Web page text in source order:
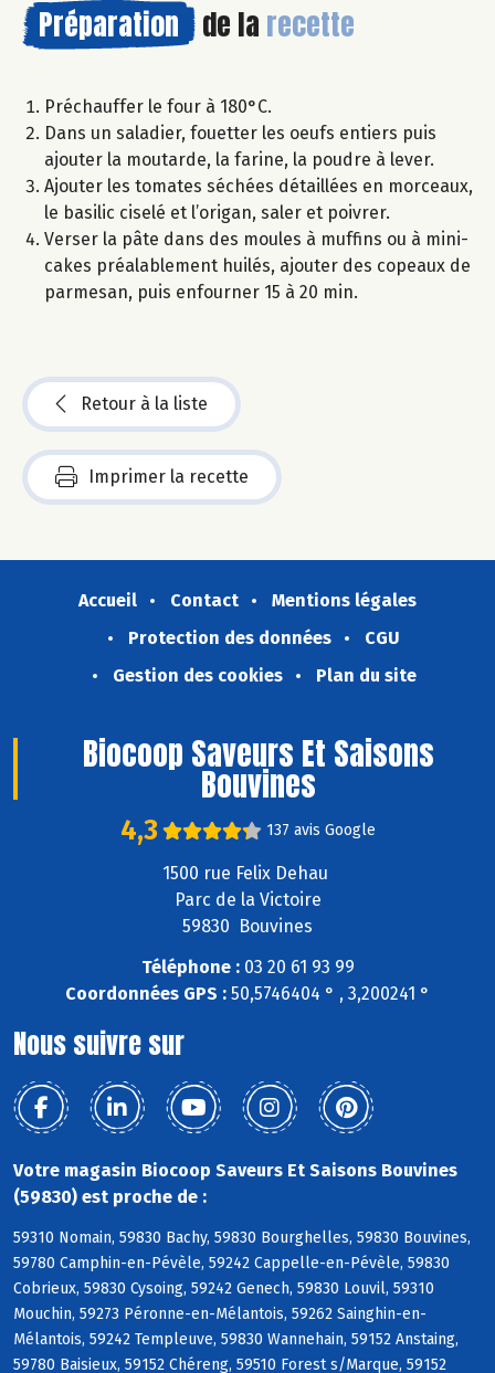
Préparation de la recette
Préchauffer le four à 180°C.
Dans un saladier, fouetter les oeufs entiers puis
ajouter la moutarde, la farine, la poudre à lever.
Ajouter les tomates séchées détaillées en morceaux,
le basilic ciselé et l’origan, saler et poivrer.
Verser la pâte dans des moules à muffins ou à mini-
cakes préalablement huilés, ajouter des copeaux de
parmesan, puis enfourner 15 à 20 min.
Retour à la liste
Imprimer la recette
Accueil Contact
Mentions légales
Protection des données
CGU
Gestion des cookies
Plan du site
Biocoop Saveurs Et Saisons
Bouvines
4,3 137 avis Google
1500 rue Felix Dehau
Parc de la Victoire
59830 Bouvines
Téléphone :03 20 61 93 99
Coordonnées GPS : 50,5746404 ° , 3,200241 °
Nous suivre sur
Votre magasin Biocoop Saveurs Et Saisons Bouvines
(59830) est proche de :
59310 Nomain, 59830 Bachy, 59830 Bourghelles, 59830 Bouvines,
59780 Camphin-en-Pévèle, 59242 Cappelle-en-Pévèle, 59830
Cobrieux, 59830 Cysoing, 59242 Genech, 59830 Louvil, 59310
Mouchin, 59273 Péronne-en-Mélantois, 59262 Sainghin-en-
Mélantois, 59242 Templeuve, 59830 Wannehain, 59152 Anstaing,
59780 Baisieux, 59152 Chéreng, 59510 Forest s/Marque, 59152